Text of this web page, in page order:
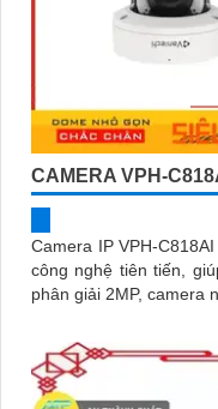
CAMERA VPH-
Camera IP VPH-
công nghệ tiên tiến, giúp
phân giải 2MP, camera